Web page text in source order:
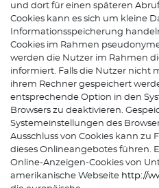
und dort für einen späteren
Cookies kann es sich um kleine
Informationsspeicherung
Cookies im Rahmen
werden die Nutzer im Rahmen
informiert. Falls die Nutzer nicht
ihrem Rechner gespeichert
entsprechende Option in den
Browsers zu deaktivieren.
Systemeinstellungen des
Ausschluss von Cookies kann
dieses Onlineangebotes führen.
Online-Anzeigen-Cookies von
amerikanische Webseite http://